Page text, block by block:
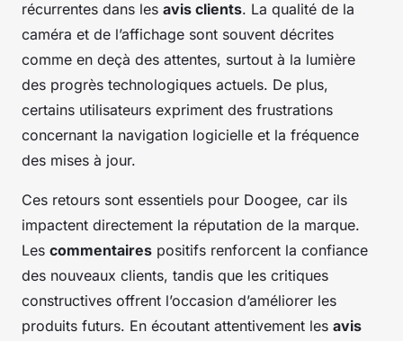
récurrentes dans les avis clients. La qualité de la
caméra et de l’affichage sont souvent décrites
comme en deçà des attentes, surtout à la lumière
des progrès technologiques actuels. De plus,
certains utilisateurs expriment des frustrations
concernant la navigation logicielle et la fréquence
des mises à jour.
Ces retours sont essentiels pour Doogee, car ils
impactent directement la réputation de la marque.
Les commentaires positifs renforcent la confiance
des nouveaux clients, tandis que les critiques
constructives offrent l’occasion d’améliorer les
produits futurs. En écoutant attentivement les avis